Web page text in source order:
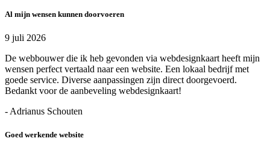
Al mijn wensen kunnen doorvoeren
9 juli 2026
De webbouwer die ik heb gevonden via webdesignkaart heeft mijn
wensen perfect vertaald naar een website. Een lokaal bedrijf met
goede service. Diverse aanpassingen zijn direct doorgevoerd.
Bedankt voor de aanbeveling webdesignkaart!
- Adrianus Schouten
Goed werkende website